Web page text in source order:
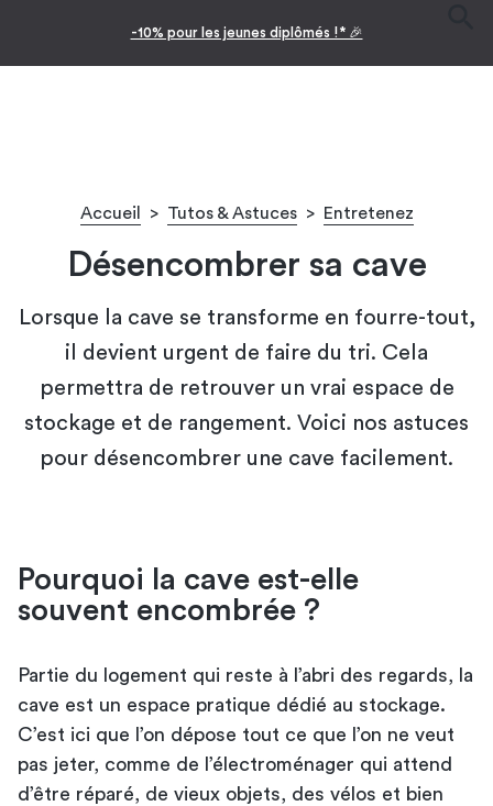
Facilitez vos achats avec le paiement en 10x
Accueil > Tutos & Astuces > Entretenez
Désencombrer sa cave
Lorsque la cave se transforme en fourre-tout,
il devient urgent de faire du tri. Cela
permettra de retrouver un vrai espace de
stockage et de rangement. Voici nos astuces
pour désencombrer une cave facilement.
Pourquoi la cave est-elle
souvent encombrée ?
Partie du logement qui reste à l’abri des regards, la
cave est un espace pratique dédié au stockage.
C’est ici que l’on dépose tout ce que l’on ne veut
pas jeter, comme de l’électroménager qui attend
d’être réparé, de vieux objets, des vélos et bien